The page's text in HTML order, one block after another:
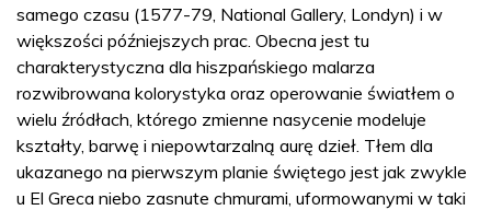
samego czasu (1577-79, National Gallery, Londyn) i w
większości późniejszych prac. Obecna jest tu
charakterystyczna dla hiszpańskiego malarza
rozwibrowana kolorystyka oraz operowanie światłem o
wielu źródłach, którego zmienne nasycenie modeluje
kształty, barwę i niepowtarzalną aurę dzieł. Tłem dla
ukazanego na pierwszym planie świętego jest jak zwykle
u El Greca niebo zasnute chmurami, uformowanymi w taki